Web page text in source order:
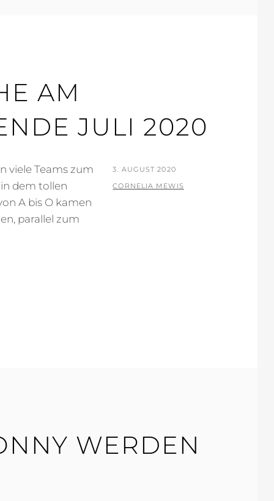
AM
JULI 2020
viele Teams zum
dem tollen
A bis O kamen
parallel zum
POSTED
ON
3. AUGUST 2020
BY
CORNELIA MEWIS
WERDEN